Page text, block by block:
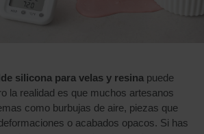
silicona para velas y resina puede
la realidad es que muchos artesanos
como burbujas de aire, piezas que
o acabados opacos. Si has